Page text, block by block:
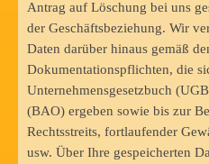
Antrag auf Löschung bei uns
der Geschäftsbeziehung. Wir
Daten darüber hinaus gemäß
Dokumentationspflichten, die
Unternehmensgesetzbuch
(BAO) ergeben sowie bis zur
Rechtsstreits, fortlaufender
usw. Über Ihre gespeicherten